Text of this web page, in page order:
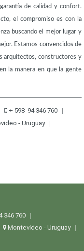
de calidad y confort.
el compromiso es con la
buscando el mejor lugar y
Estamos convencidos de
arquitectos, constructores y
la manera en que la gente
+ 598 94 346 760|
- Uruguay
346 760
Montevideo - Uruguay